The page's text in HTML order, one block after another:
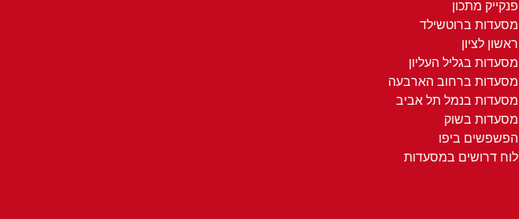
פנקייק מתכון
מסעדות ברוטשילד
ראשון לציון
מסעדות בגליל העליון
מסעדות ברחוב הארבעה
מסעדות בנמל תל אביב
מסעדות בשוק
הפשפשים ביפו
לוח דרושים במסעדות